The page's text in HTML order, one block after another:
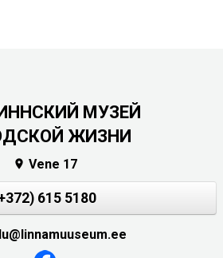
МУЗЕЙ
ЖИЗНИ
 Vene 17
615 5180